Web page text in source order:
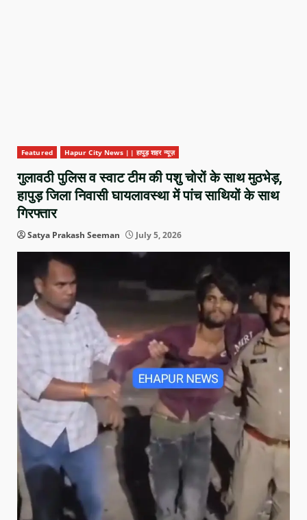
Featured Hapur City News || हापुड़ शहर न्यूज़
गुलावठी पुलिस व स्वाट टीम की पशु चोरों के साथ मुठभेड़,
हापुड़ जिला निवासी घायलावस्था में पांच साथियों के साथ
गिरफ्तार
Satya Prakash Seeman July 5, 2026